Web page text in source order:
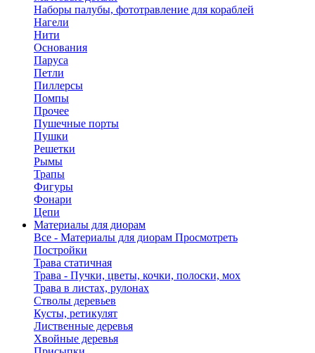
Наборы палубы, фототравление для кораблей
Нагели
Нити
Основания
Паруса
Петли
Пиллерсы
Помпы
Прочее
Пушечные порты
Пушки
Решетки
Рымы
Трапы
Фигуры
Фонари
Цепи
Материалы для диорам
Все - Материалы для диорам Просмотреть
Постройки
Трава статичная
Трава - Пучки, цветы, кочки, полоски, мох
Трава в листах, рулонах
Стволы деревьев
Кусты, ретикулят
Лиственные деревья
Хвойные деревья